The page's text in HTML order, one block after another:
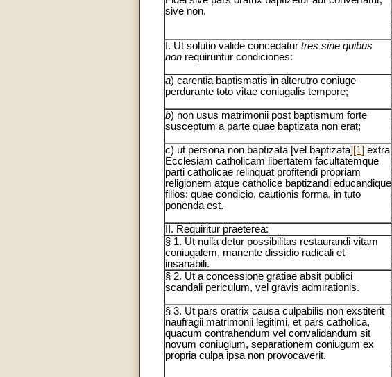
sive non.
I. Ut solutio valide concedatur tres sine quibus
non requiruntur condiciones:
a) carentia baptismatis in alterutro coniuge
perdurante toto vitae coniugalis tempore;
b) non usus matrimonii post baptismum forte
susceptum a parte quae baptizata non erat;
c) ut persona non baptizata [vel baptizata] [1] extra
Ecclesiam catholicam libertatem facultatemque
parti catholicae relinquat profitendi propriam
religionem atque catholice baptizandi educandique
filios: quae condicio, cautionis forma, in tuto
ponenda est.
II. Requiritur praeterea:
§ 1. Ut nulla detur possibilitas restaurandi vitam
coniugalem, manente dissidio radicali et
insanabili.
§ 2. Ut a concessione gratiae absit publici
scandali periculum, vel gravis admirationis.
§ 3. Ut pars oratrix causa culpabilis non exstiterit
naufragii matrimonii legitimi, et pars catholica,
quacum contrahendum vel convalidandum sit
novum coniugium, separationem coniugum ex
propria culpa ipsa non provocaverit.